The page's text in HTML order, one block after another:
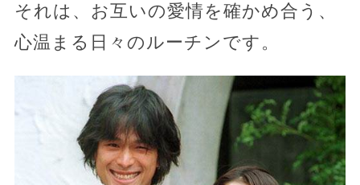
それは、お互いの愛情を確かめ合う、
心温まる日々のルーチンです。